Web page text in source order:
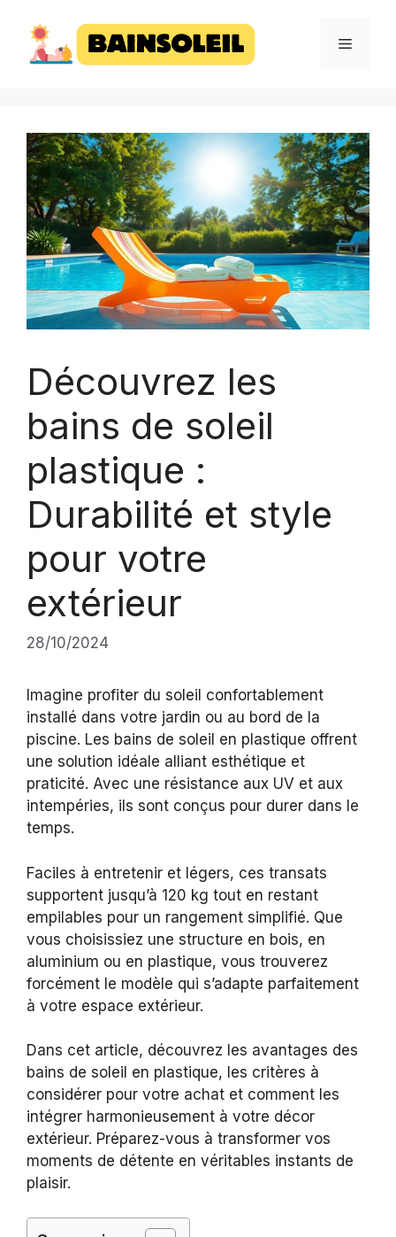
contenu
MENU
Découvrez les
bains de soleil
plastique :
Durabilité et style
pour votre
extérieur
28/10/2024
Imagine profiter du soleil confortablement
installé dans votre jardin ou au bord de la
piscine. Les bains de soleil en plastique offrent
une solution idéale alliant esthétique et
praticité. Avec une résistance aux UV et aux
intempéries, ils sont conçus pour durer dans le
temps.
Faciles à entretenir et légers, ces transats
supportent jusqu’à 120 kg tout en restant
empilables pour un rangement simplifié. Que
vous choisissiez une structure en bois, en
aluminium ou en plastique, vous trouverez
forcément le modèle qui s’adapte parfaitement
à votre espace extérieur.
Dans cet article, découvrez les avantages des
bains de soleil en plastique, les critères à
considérer pour votre achat et comment les
intégrer harmonieusement à votre décor
extérieur. Préparez-vous à transformer vos
moments de détente en véritables instants de
plaisir.